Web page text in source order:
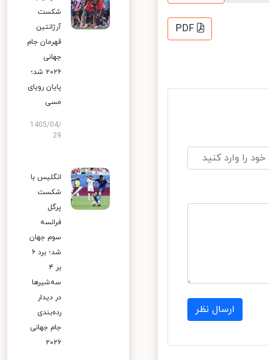
PDF
ارسال نظر
شکست
آرژانتین
قهرمان جام
جهانی
۲۰۲۶ شد؛
پایان رویای
مسی
1405/04/
29
انگلیس با
شکست
پرگل
فرانسه
سوم جهان
شد؛ برد ۶
بر ۴
سه‌شیرها
در دیدار
رده‌بندی
جام جهانی
۲۰۲۶